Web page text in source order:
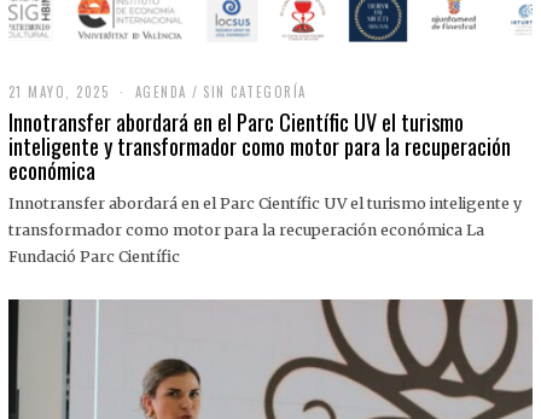
21 MAYO, 2025
M
A
Y
,
0
2
AGENDA / SIN CATEGORÍA
Innotransfer abordará en el Parc Científic UV el turismo
inteligente y transformador como motor para la recuperación
económica
Innotransfer abordará en el Parc Científic UV el turismo inteligente y
transformador como motor para la recuperación económica La
Fundació Parc Científic